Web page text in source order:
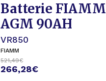
Batterie FIAMM
AGM 90AH
VR850
FIAMM
521,49€
266,28€